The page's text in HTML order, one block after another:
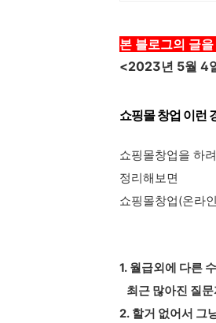
본 블로그의 글을
<2023년 5월 4
쇼핑몰 창업 이런
쇼핑몰창업을 하
정리해보면
쇼핑몰창업(온라
1. 월급외에 다른
최근 많아진 질
2. 할거 없어서 그